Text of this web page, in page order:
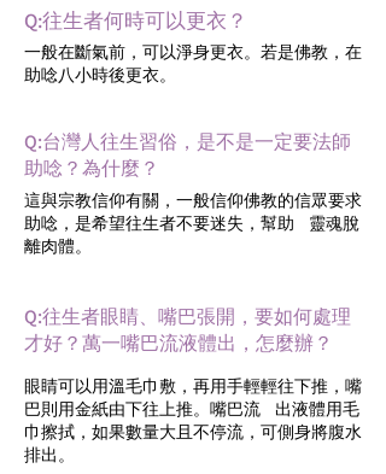
Q:往生者何時可以更衣？
一般在斷氣前，可以淨身更衣。若是佛教，在
助唸八小時後更衣。
Q:台灣人往生習俗，是不是一定要法師
助唸？為什麼？
這與宗教信仰有關，一般信仰佛教的信眾要求
助唸，是希望往生者不要迷失，幫助 靈魂脫
離肉體。
Q:往生者眼睛、嘴巴張開，要如何處理
才好？萬一嘴巴流液體出，怎麼辦？
眼睛可以用溫毛巾敷，再用手輕輕往下推，嘴
巴則用金紙由下往上推。嘴巴流 出液體用毛
巾擦拭，如果數量大且不停流，可側身將腹水
排出。